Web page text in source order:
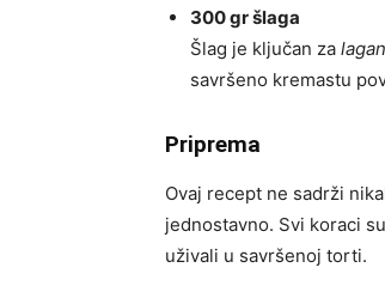
300 gr šlaga
Šlag je ključan za
savršeno kremastu
Priprema
Ovaj recept ne sadrži
jednostavno. Svi koraci
uživali u savršenoj torti.